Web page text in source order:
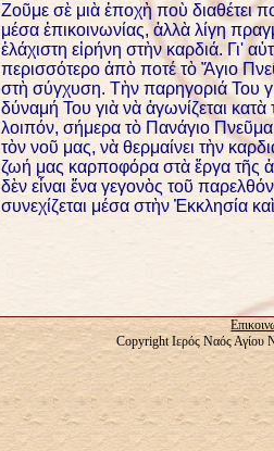
Ζοῦμε σὲ μιὰ ἐποχὴ ποὺ διαθέτει
μέσα ἐπικοινωνίας, ἀλλὰ λίγη
ἐλάχιστη εἰρήνη στὴν καρδιά. Γι'
περισσότερο ἀπὸ ποτέ τὸ Ἅγιο
στὴ σύγχυση. Τὴν παρηγοριά Του
δύναμή Του γιὰ νὰ ἀγωνίζεται
λοιπόν, σήμερα τὸ Πανάγιο
τὸν νοῦ μας, νὰ θερμαίνει τὴν
ζωή μας καρποφόρα στὰ ἔργα τῆς
δὲν εἶναι ἕνα γεγονὸς τοῦ
συνεχίζεται μέσα στὴν Ἐκκλησία
Copyright Ιερός Ναός Αγίου